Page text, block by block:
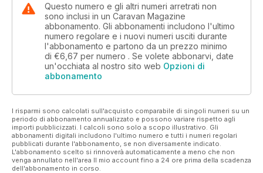
Questo numero e gli altri numeri arretrati non
sono inclusi in un Caravan Magazine
abbonamento. Gli abbonamenti includono l'ultimo
numero regolare e i nuovi numeri usciti durante
l'abbonamento e partono da un prezzo minimo
di €6,67 per numero . Se volete abbonarvi, date
un'occhiata al nostro sito web Opzioni di
abbonamento
I risparmi sono calcolati sull'acquisto comparabile di singoli numeri su un
periodo di abbonamento annualizzato e possono variare rispetto agli
importi pubblicizzati. I calcoli sono solo a scopo illustrativo. Gli
abbonamenti digitali includono l'ultimo numero e tutti i numeri regolari
pubblicati durante l'abbonamento, se non diversamente indicato.
L'abbonamento scelto si rinnoverà automaticamente a meno che non
venga annullato nell'area Il mio account fino a 24 ore prima della scadenza
dell'abbonamento in corso.